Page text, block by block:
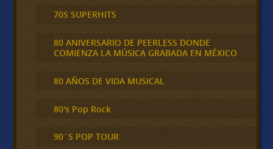
70S SUPERHITS
80 ANIVERSARIO DE PEERLESS DONDE
COMIENZA LA MÚSICA GRABADA EN MÉXICO
80 AÑOS DE VIDA MUSICAL
80's Pop Rock
90´S POP TOUR